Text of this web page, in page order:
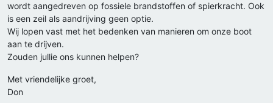
wordt aangedreven op fossiele brandstoffen of spierkracht. Ook
is een zeil als aandrijving geen optie.
Wij lopen vast met het bedenken van manieren om onze boot
aan te drijven.
Zouden jullie ons kunnen helpen?
Met vriendelijke groet,
Don